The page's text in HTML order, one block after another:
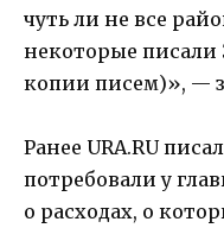
чуть ли не все
некоторые писали
копии писем)», —
Ранее URA.RU
потребовали у
о расходах, о